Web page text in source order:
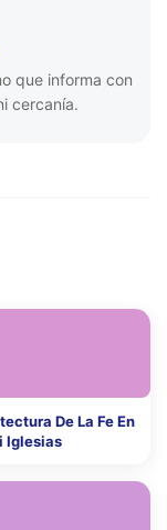
que informa con
cercanía.
De La Fe En
Iglesias